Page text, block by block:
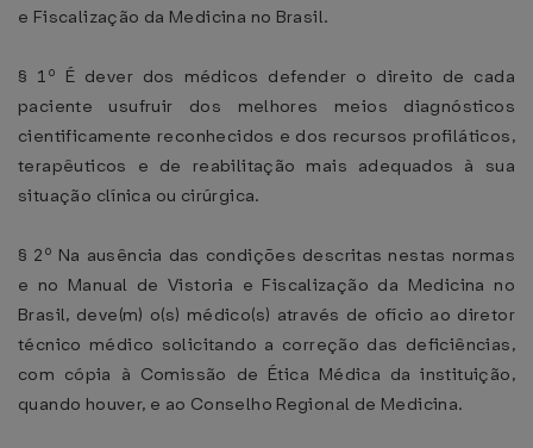
e Fiscalização da Medicina no Brasil.
§ 1º É dever dos médicos defender o direito de cada
paciente usufruir dos melhores meios diagnósticos
cientificamente reconhecidos e dos recursos profiláticos,
terapêuticos e de reabilitação mais adequados à sua
situação clínica ou cirúrgica.
§ 2º Na ausência das condições descritas nestas normas
e no Manual de Vistoria e Fiscalização da Medicina no
Brasil, deve(m) o(s) médico(s) através de ofício ao diretor
técnico médico solicitando a correção das deficiências,
com cópia à Comissão de Ética Médica da instituição,
quando houver, e ao Conselho Regional de Medicina.